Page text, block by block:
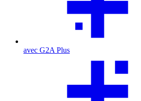
avec G2A Plus